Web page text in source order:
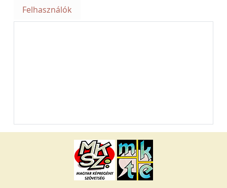
Felhasználók